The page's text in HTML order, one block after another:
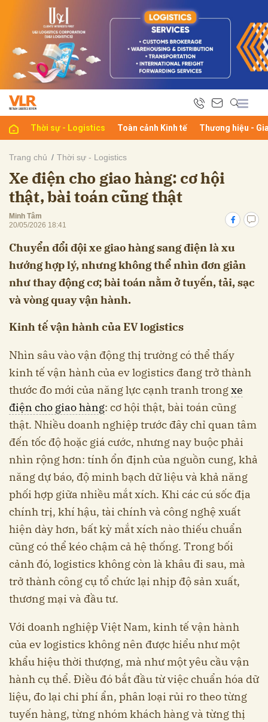
Thời sự - Logistics Toàn cảnh Kinh tế Thương hiệu -
Trang chủ Thời sự - Logistics
Xe điện cho giao hàng: cơ hội
thật, bài toán cũng thật
Minh Tâm
20/05/2026 18:41
Chuyển đổi đội xe giao hàng sang điện là xu
hướng hợp lý, nhưng không thể nhìn đơn giản
như thay động cơ; bài toán nằm ở tuyến, tải, sạc
và vòng quay vận hành.
Kinh tế vận hành của EV logistics
Nhìn sâu vào vận động thị trường có thể thấy
kinh tế vận hành của ev logistics đang trở thành
thước đo mới của năng lực cạnh tranh trongxe
điện cho giao hàng: cơ hội thật, bài toán cũng
thật. Nhiều doanh nghiệp trước đây chỉ quan tâm
đến tốc độ hoặc giá cước, nhưng nay buộc phải
nhìn rộng hơn: tính ổn định của nguồn cung, khả
năng dự báo, độ minh bạch dữ liệu và khả năng
phối hợp giữa nhiều mắt xích. Khi các cú sốc địa
chính trị, khí hậu, tài chính và công nghệ xuất
hiện dày hơn, bất kỳ mắt xích nào thiếu chuẩn
cũng có thể kéo chậm cả hệ thống. Trong bối
cảnh đó, logistics không còn là khâu đi sau, mà
trở thành công cụ tổ chức lại nhịp độ sản xuất,
thương mại và đầu tư.
Với doanh nghiệp Việt Nam, kinh tế vận hành
của ev logistics không nên được hiểu như một
khẩu hiệu thời thượng, mà như một yêu cầu vận
hành cụ thể. Điều đó bắt đầu từ việc chuẩn hóa dữ
liệu, đo lại chi phí ẩn, phân loại rủi ro theo từng
tuyến hàng, từng nhóm khách hàng và từng thị
luận
Hủy